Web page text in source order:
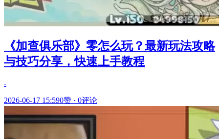
《加查俱乐部》零怎么玩？最新玩法攻略
与技巧分享，快速上手教程
-
2026-06-17 15:590赞 · 0评论